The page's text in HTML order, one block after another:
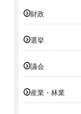
財政
選挙
議会
産業・林業